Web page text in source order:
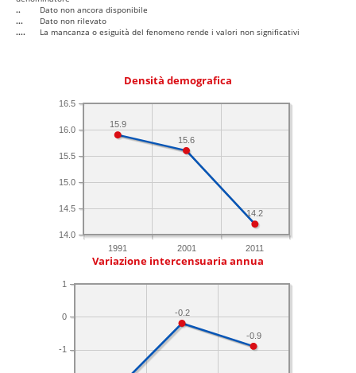
..
Dato non ancora disponibile
...
Dato non rilevato
....
La mancanza o esiguità del fenomeno rende i valori non significativi
Densità demografica
1991 2001 2011
14.0
14.5
15.0
15.5
16.0
16.5
14.2
15.6
15.9
Variazione intercensuaria annua
-1
0
1
-0.9
-0.2